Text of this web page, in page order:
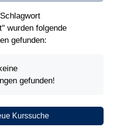
wurden folgende
gefunden:
gefunden!
Kurssuche